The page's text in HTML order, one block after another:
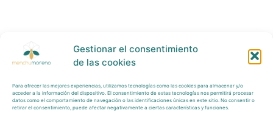
Gestionar el consentimiento
de las cookies
Para ofrecer las mejores experiencias, utilizamos tecnologías como las cookies para almacenar y/o
acceder a la información del dispositivo. El consentimiento de estas tecnologías nos permitirá procesar
datos como el comportamiento de navegación o las identificaciones únicas en este sitio. No consentir o
retirar el consentimiento, puede afectar negativamente a ciertas características y funciones.
Política Privacidad